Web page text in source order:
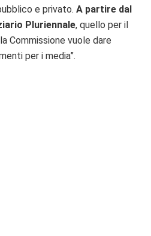
e privato. A partire dal
Pluriennale, quello per il
Commissione vuole dare
per i media”.